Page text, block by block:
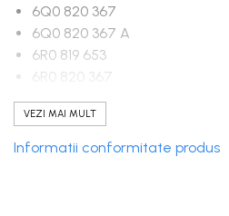
6Q0 820 367
6Q0 820 367 A
6R0 819 653
6R0 820 367
Compatibilitate
Seat Ibiza III (6L) 2002–2009
Seat Ibiza IV (6J) 2008–2017
VEZI MAI MULT
Informatii conformitate produs